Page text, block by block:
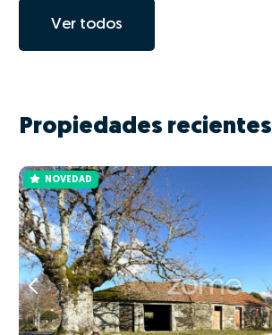
Ver todos
Propiedades recientes
NOVEDAD